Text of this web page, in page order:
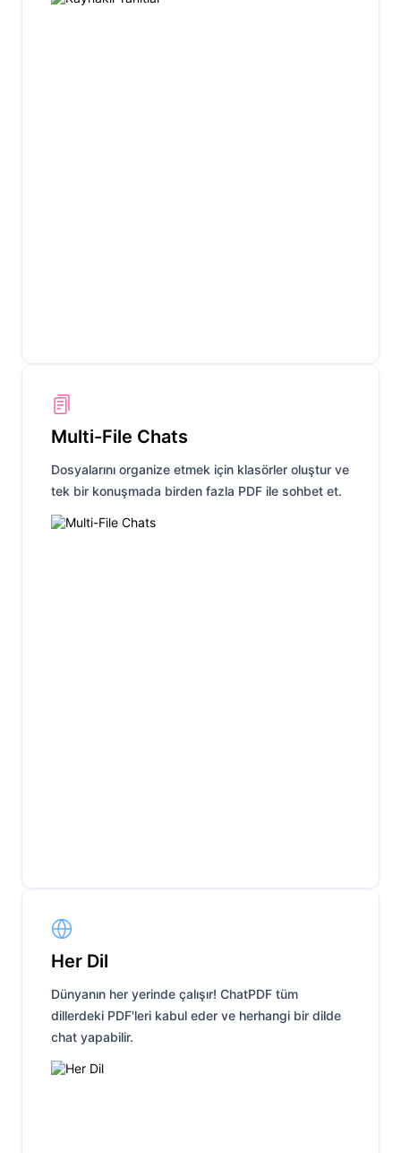
Multi-File Chats
Dosyalarını organize etmek için klasörler oluştur ve
tek bir konuşmada birden fazla PDF ile sohbet et.
Her Dil
Dünyanın her yerinde çalışır! ChatPDF tüm
dillerdeki PDF'leri kabul eder ve herhangi bir dilde
chat yapabilir.